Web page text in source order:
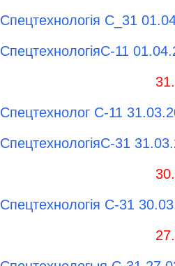
Спецтехнологія C_31
СпецтехнологіяС-11
Спецтехнолог С-11
СпецтехнологіяС-31
Спецтехнологія С-31